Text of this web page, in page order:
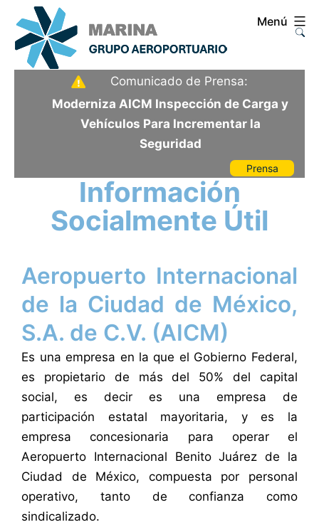
Saltar
al
contenido
Aeropuerto
Internacional
de
Menú
Comunicado de Prensa:
Moderniza AICM Inspección de Carga y
Vehículos Para Incrementar la
Seguridad
Prensa
Información
Socialmente Útil
Aeropuerto Internacional
de la Ciudad de México,
S.A. de C.V. (AICM)
Es una empresa en la que el Gobierno Federal,
es propietario de más del 50% del capital
social, es decir es una empresa de
participación estatal mayoritaria, y es la
empresa concesionaria para operar el
Aeropuerto Internacional Benito Juárez de la
Ciudad de México, compuesta por personal
operativo, tanto de confianza como
sindicalizado.